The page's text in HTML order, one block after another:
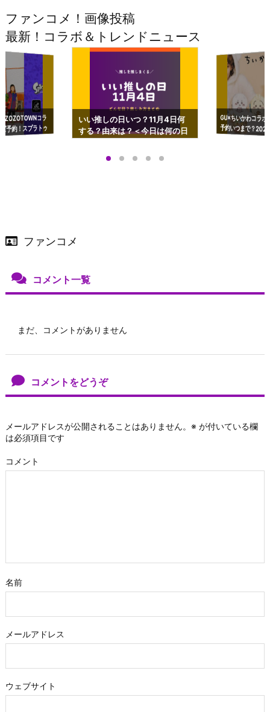
ファンコメ！画像投稿
最新！コラボ＆トレンドニュース
コラ
予約！スプラトゥ
ップも渋谷Hz
いい推しの日いつ？11月4日何
する？由来は？＜今日は何の日
GU×ちいかわコラ
予約いつまで？
ーチやショルダー
ファンコメ
コメント一覧
まだ、コメントがありません
コメントをどうぞ
メールアドレスが公開されることはありません。 ※ が付いている欄
は必須項目です
コメント
名前
メールアドレス
ウェブサイト